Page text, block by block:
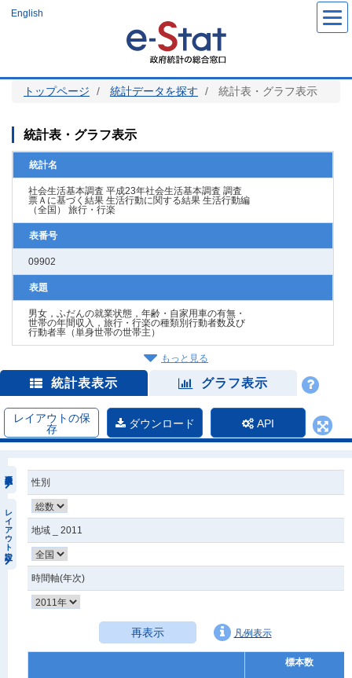
ツ
English
トップページ 統計データを探す 統計表・グラフ表示
統計表・グラフ表示
統計名
社会生活基本調査 平成23年社会生活基本調査 調査
票Ａに基づく結果 生活行動に関する結果 生活行動編
（全国） 旅行・行楽
表番号
09902
表題
男女，ふだんの就業状態，年齢・自家用車の有無・
世帯の年間収入，旅行・行楽の種類別行動者数及び
行動者率（単身世帯の世帯主）
もっと見る
統計表表示 グラフ表示
レイアウトの保
存
ダウンロード API
レイアウト設定
性別
地域 _ 2011
時間軸(年次)
再表示 凡例表示
標本数